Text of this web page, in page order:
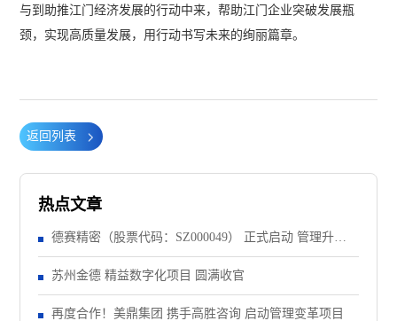
与到助推江门经济发展的行动中来，帮助江门企业突破发展瓶
颈，实现高质量发展，用行动书写未来的绚丽篇章。
返回列表
热点文章
德赛精密（股票代码：SZ000049） 正式启动 管理升级&
精益注塑项目！
苏州金德 精益数字化项目 圆满收官
再度合作！美鼎集团 携手高胜咨询 启动管理变革项目